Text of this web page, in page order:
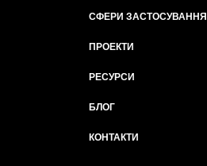
СФЕРИ ЗАСТОСУВАННЯ
ПРОЕКТИ
РЕСУРСИ
БЛОГ
КОНТАКТИ